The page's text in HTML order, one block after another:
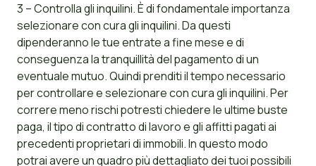
3 – Controlla gli inquilini. È di fondamentale importanza
selezionare con cura gli inquilini. Da questi
dipenderanno le tue entrate a fine mese e di
conseguenza la tranquillità del pagamento di un
eventuale mutuo. Quindi prenditi il tempo necessario
per controllare e selezionare con cura gli inquilini. Per
correre meno rischi potresti chiedere le ultime buste
paga, il tipo di contratto di lavoro e gli affitti pagati ai
precedenti proprietari di immobili. In questo modo
potrai avere un quadro più dettagliato dei tuoi possibili